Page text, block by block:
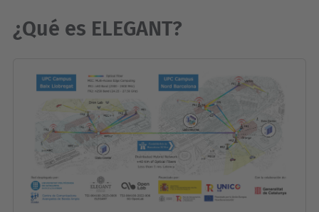
¿Qué es ELEGANT?